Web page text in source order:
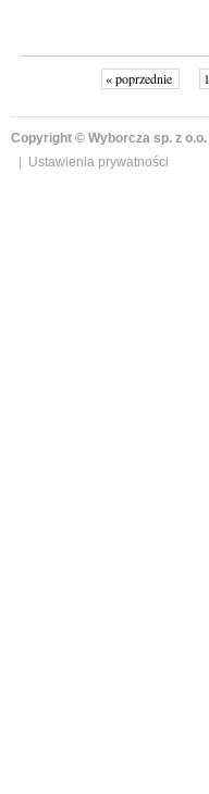
« poprzednie 1
Copyright © Wyborcza sp. z o.o.
Ustawienia prywatności